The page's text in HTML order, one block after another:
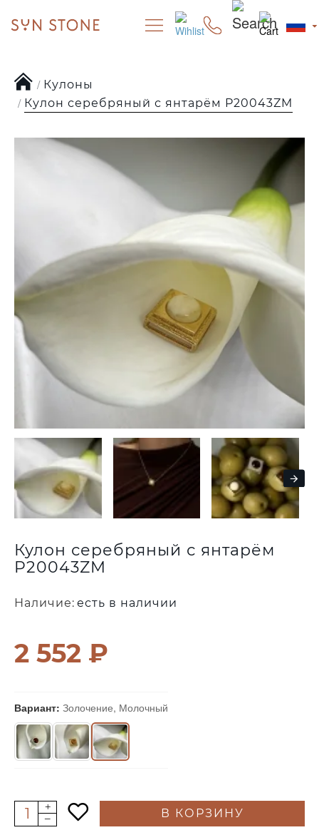
Кулоны
Кулон серебряный с янтарём P20043ZM
Кулон серебряный с янтарём
P20043ZM
2 552 ₽
Вариант: Золочение, Молочный
Наличие: есть в наличии
В КОРЗИНУ